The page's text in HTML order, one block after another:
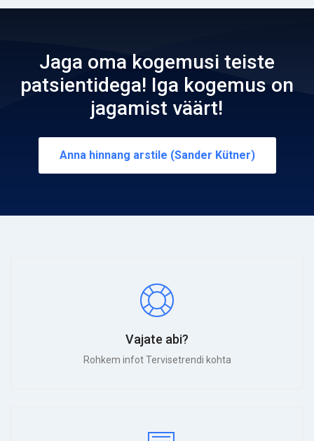
Jaga oma kogemusi teiste
patsientidega! Iga kogemus on
jagamist väärt!
Anna hinnang arstile (Sander Kütner)
Vajate abi?
Rohkem infot Tervisetrendi kohta